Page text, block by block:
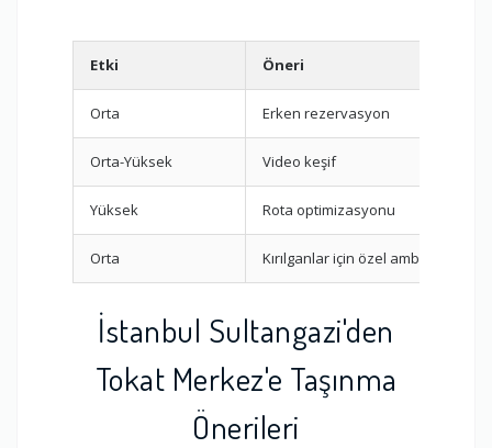
Etki Öneri
Orta Erken rezervasyon
Orta-Yüksek Video keşif
Yüksek Rota optimizasyonu
Orta Kırılganlar için özel ambalaj
İstanbul Sultangazi'den
Tokat Merkez'e Taşınma
Önerileri